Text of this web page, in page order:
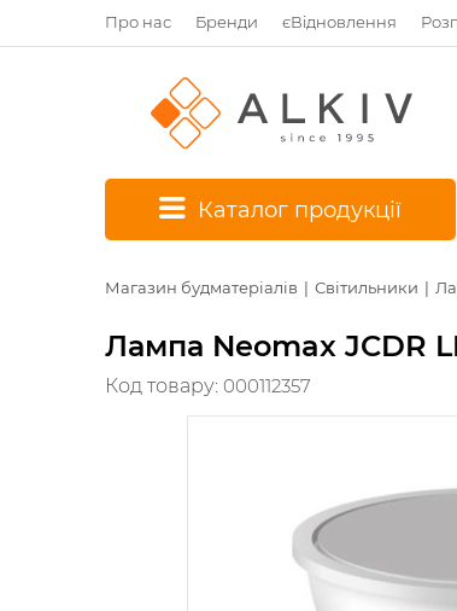
Про нас Бренди єВідновлення
Каталог продукції
Магазин будматеріалів Світильники
Лампа Neomax JCDR
Код товару: 000112357